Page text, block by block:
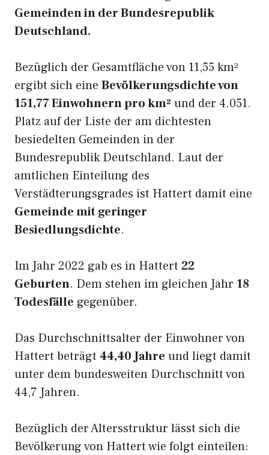
Gemeinden in der Bundesrepublik
Deutschland.
Bezüglich der Gesamtfläche von 11,55 km²
ergibt sich eine Bevölkerungsdichte von
151,77 Einwohnern pro km² und der 4.051.
Platz auf der Liste der am dichtesten
besiedelten Gemeinden in der
Bundesrepublik Deutschland. Laut der
amtlichen Einteilung des
Verstädterungsgrades ist Hattert damit eine
Gemeinde mit geringer
Besiedlungsdichte.
Im Jahr 2022 gab es in Hattert 22
Geburten. Dem stehen im gleichen Jahr 18
Todesfälle gegenüber.
Das Durchschnittsalter der Einwohner von
Hattert beträgt 44,40 Jahre und liegt damit
unter dem bundesweiten Durchschnitt von
44,7 Jahren.
Bezüglich der Altersstruktur lässt sich die
Bevölkerung von Hattert wie folgt einteilen: